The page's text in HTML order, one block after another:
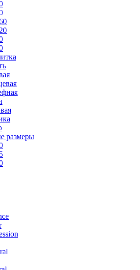
размеры